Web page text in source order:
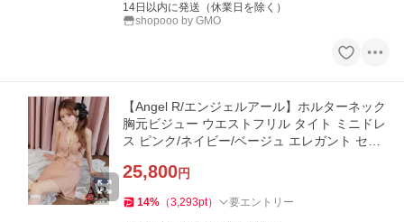
14日以内に発送（休業日を除く）
shopooo by GMO
【Angel R/エンジェルアール】ホルターネック
胸元ビジュー ウエストフリル タイト ミニドレ
ス ピンク/ネイビー/ベージュ エレガント セク
25,800円
14% （3,293pt） 要エントリー